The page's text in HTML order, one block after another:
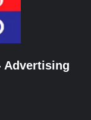
Advertising